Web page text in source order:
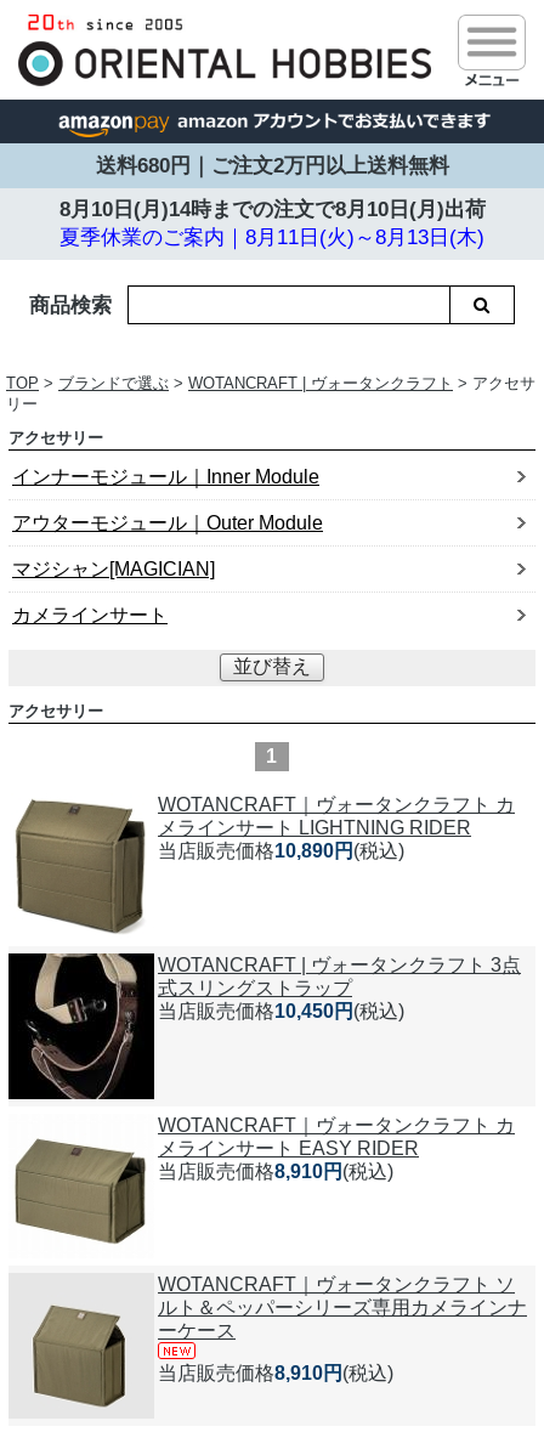
送料680円｜ご注文2万円以上送料無料
8月10日(月)14時までの注文で8月10日(月)出荷
夏季休業のご案内｜8月11日(火)～8月13日(木)
商品検索
TOP > ブランドで選ぶ > WOTANCRAFT | ヴォータンクラフト > アクセサ
リー
アクセサリー
インナーモジュール｜Inner Module
アウターモジュール｜Outer Module
マジシャン[MAGICIAN]
カメラインサート
並び替え
アクセサリー
1
WOTANCRAFT｜ヴォータンクラフト カ
メラインサート LIGHTNING RIDER
当店販売価格10,890円 (税込)
WOTANCRAFT | ヴォータンクラフト 3点
式スリングストラップ
当店販売価格10,450円 (税込)
WOTANCRAFT｜ヴォータンクラフト カ
メラインサート EASY RIDER
当店販売価格8,910円 (税込)
WOTANCRAFT｜ヴォータンクラフト ソ
ルト＆ペッパーシリーズ専用カメラインナ
ーケース
当店販売価格8,910円 (税込)